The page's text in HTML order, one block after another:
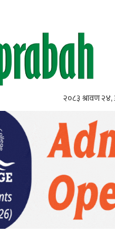
२०८३ श्रावण